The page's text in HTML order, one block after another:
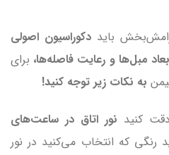
باید دکوراسیون اصولی
مبل‌ها و رعایت فاصله‌ها، برای
به نکات زیر توجه کنید!
کنید نور اتاق در ساعت‌های
رنگی که انتخاب می‌کنید در نور